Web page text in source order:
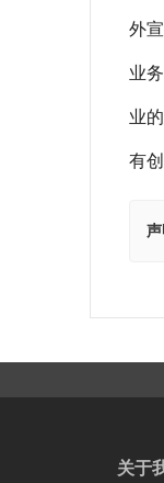
外
业
业
有
声
关于